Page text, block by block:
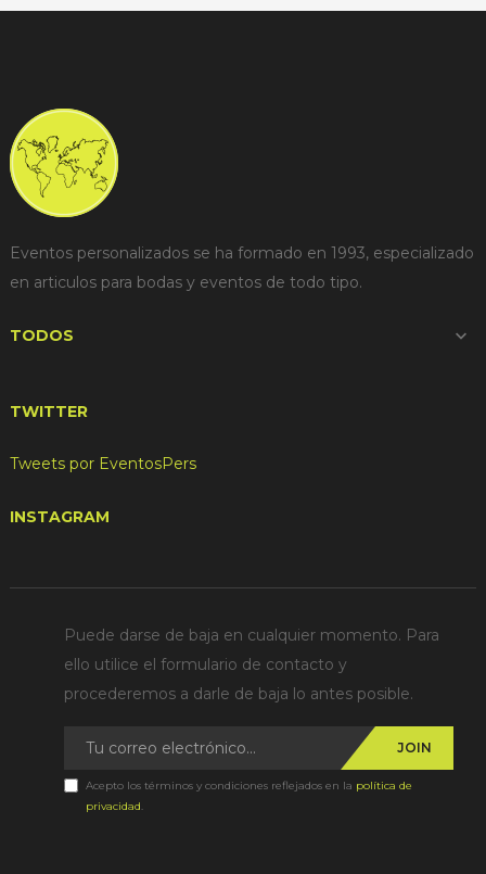
Eventos personalizados se ha formado en 1993, especializado
en articulos para bodas y eventos de todo tipo.
TODOS 
TWITTER
Tweets por EventosPers
INSTAGRAM
Puede darse de baja en cualquier momento. Para
ello utilice el formulario de contacto y
procederemos a darle de baja lo antes posible.
JOIN
Acepto los términos y condiciones reflejados en la política de
privacidad.